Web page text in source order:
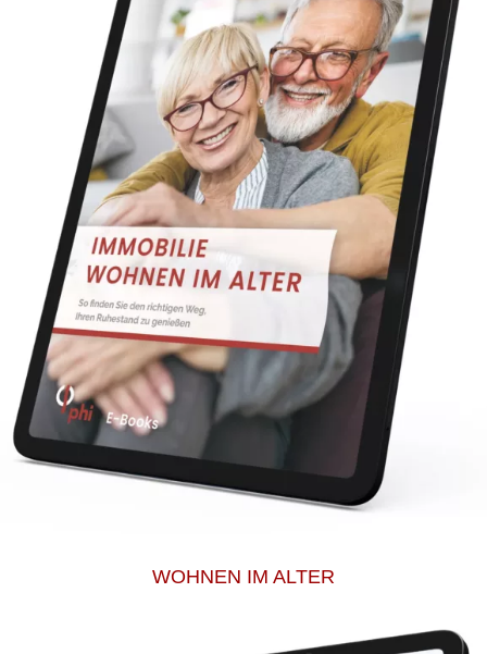
WOHNEN IM ALTER